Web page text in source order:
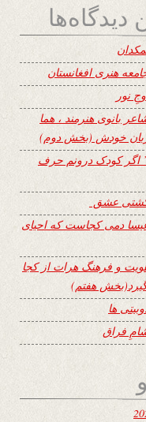
دیدگاه‌ها
هنری افغانستان
نور
بانوی هنرمند ، هما
خودش (بخش دوم)
اگر کودک درونم حرف
عشق
دمی کجاست که احیای
و فرهنگ هرات از کجا
هفتم)
ها
فراق